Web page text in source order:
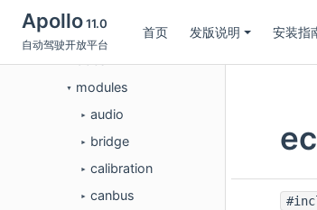
Apollo11.0
自动驾驶开放平台
首页 发版说明 安装指
cyber
▼ modules
► audio
► bridge
► calibration
► canbus